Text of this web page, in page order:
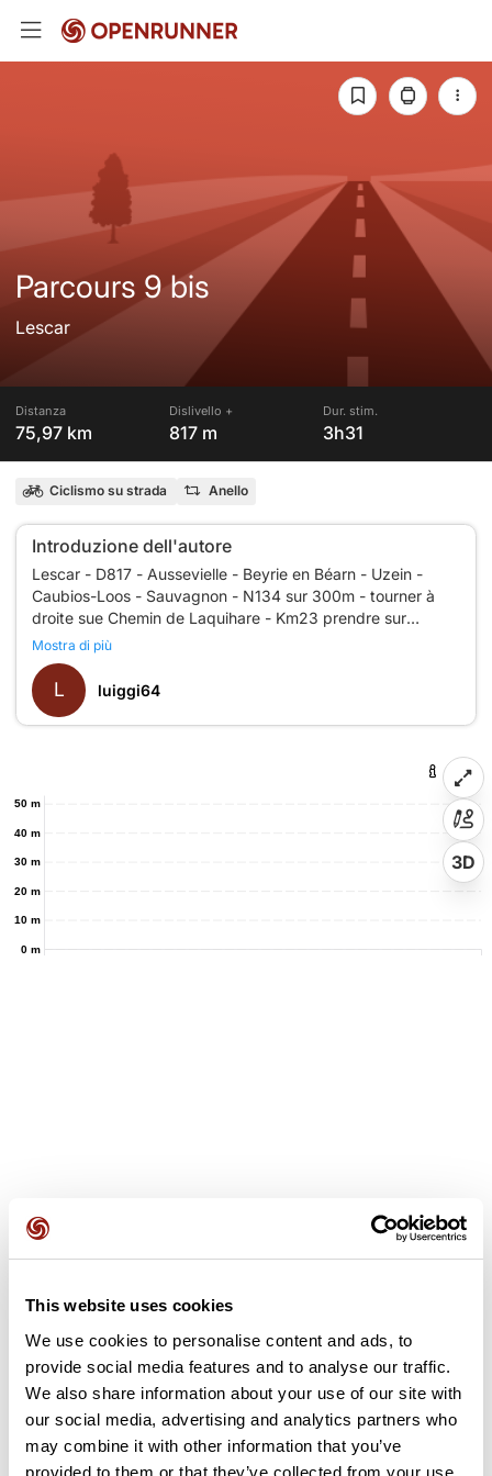
This website uses cookies
We use cookies to personalise content and ads, to
provide social media features and to analyse our traffic.
We also share information about your use of our site with
our social media, advertising and analytics partners who
may combine it with other information that you’ve
provided to them or that they’ve collected from your use
Parcours 9 bis
Lescar
Distanza
75,97 km
Dislivello +
817 m
Dur. stim.
3h31
Ciclismo su strada Anello
Introduzione dell'autore
Lescar - D817 - Aussevielle - Beyrie en Béarn - Uzein -
Caubios-Loos - Sauvagnon - N134 sur 300m - tourner à
droite sue Chemin de Laquihare - Km23 prendre sur
chemin de Lasdites - D206 - St Castin - Maucor - Haute-
Vue - Sendets - Ousse - Massat - Uzos - Jurançon - Laroin
- vallée de la Hies - Côte de l'église - St Faust Haut - St
Mostra di più
L luiggi64
0 m
10 m
20 m
30 m
40 m
50 m
3D
Recensioni degli utenti
Questo percorso non contiene ancora alcuna recensione.
L'hai già effettuato? Sii il primo a inviare una recensione!